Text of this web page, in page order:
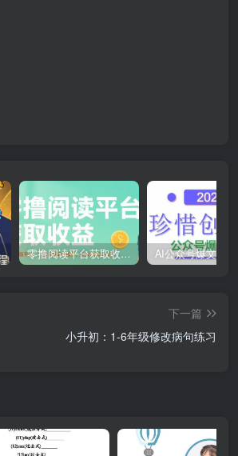
零撸阅读平台获取收益，最新无门槛平台，一部手机即可操作，单日收益50-3张【揭秘】
下一篇
小升初：1-6年级修改病句练习